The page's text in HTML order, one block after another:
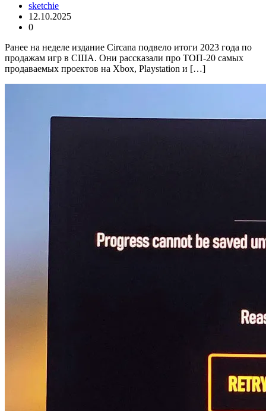
sketchie
12.10.2025
0
Ранее на неделе издание Circana подвело итоги 2023 года по
продажам игр в США. Они рассказали про ТОП-20 самых
продаваемых проектов на Xbox, Playstation и […]